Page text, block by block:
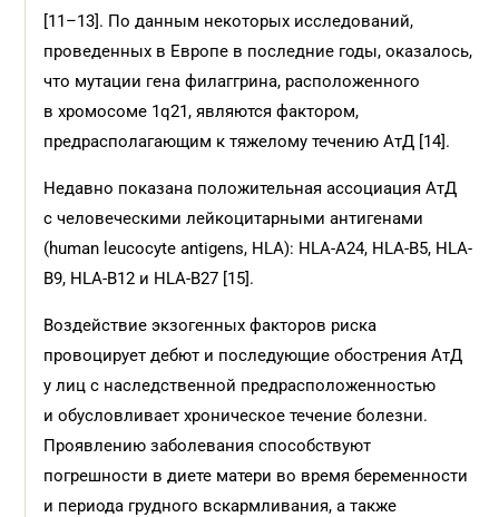
[11–13]. По данным некоторых исследований,
проведенных в Европе в последние годы, оказалось,
что мутации гена филаггрина, расположенного
в хромосоме 1q21, являются фактором,
предрасполагающим к тяжелому течению АтД [14].
Недавно показана положительная ассоциация АтД
с человеческими лейкоцитарными антигенами
(human leucocyte antigens, HLA): HLA-A24, HLA-В5, HLA-
В9, HLA-В12 и HLA-В27 [15].
Воздействие экзогенных факторов риска
провоцирует дебют и последующие обострения АтД
у лиц с наследственной предрасположенностью
и обусловливает хроническое течение болезни.
Проявлению заболевания способствуют
погрешности в диете матери во время беременности
и периода грудного вскармливания, а также